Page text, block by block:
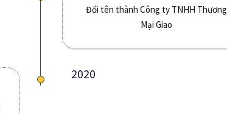
Đổi tên thành Công ty TNHH Thương
Mại Giao
2020